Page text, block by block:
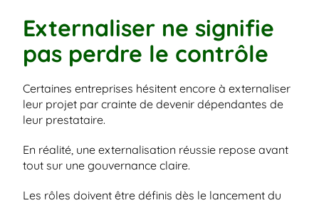
Externaliser ne signifie
pas perdre le contrôle
Certaines entreprises hésitent encore à externaliser
leur projet par crainte de devenir dépendantes de
leur prestataire.
En réalité, une externalisation réussie repose avant
tout sur une gouvernance claire.
Les rôles doivent être définis dès le lancement du